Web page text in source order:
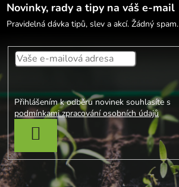
Novinky, rady a tipy na váš e-mail
Pravidelná dávka tipů, slev a akcí. Žádný spam.
Přihlášením k odběru novinek souhlasíte s
podmínkami zpracování osobních údajů
PŘIHLÁSIT SE